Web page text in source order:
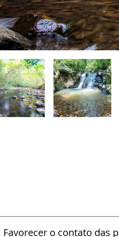
Favorecer o contato das